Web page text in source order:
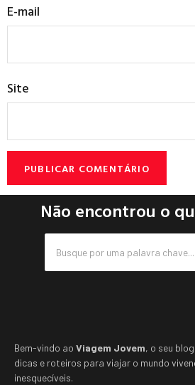
E-mail
Site
Não encontrou o
Bem-vindo ao Viagem Jovem, o seu
dicas e roteiros para viajar o mundo
inesquecíveis.